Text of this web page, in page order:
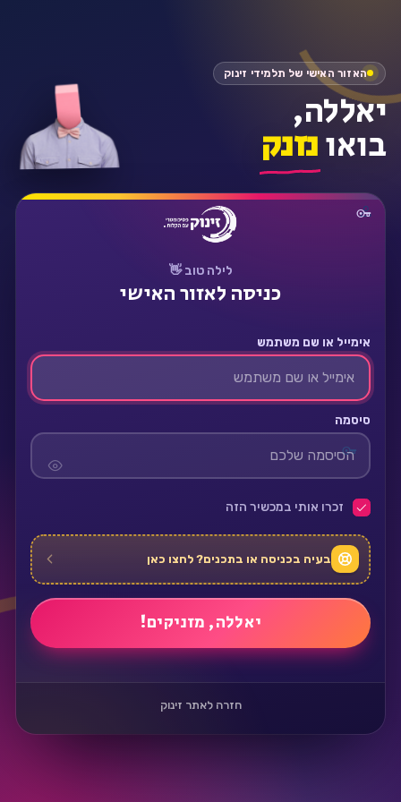
לילה טוב 👋
כניסה לאזור האישי
אימייל או שם משתמש
סיסמה
זכרו אותי במכשיר הזה
בעיה בכניסה או בתכנים? לחצו כאן
חזרה לאתר זינוק
האזור האישי של תלמידי זינוק
יאללה,
בואונזנק